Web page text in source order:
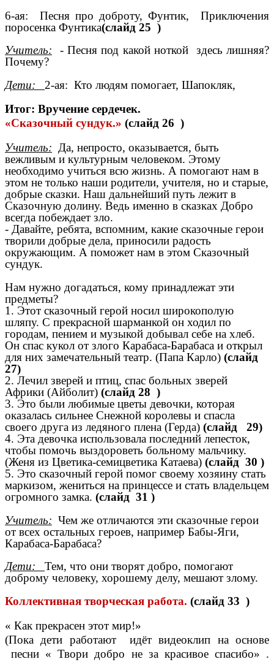
6-ая: Песня про доброту, Фунтик, Приключения
поросенка Фунтика(слайд 25 )
Учитель: - Песня под какой ноткой здесь лишняя?
Почему?
Дети: 2-ая: Кто людям помогает, Шапокляк,
Итог: Вручение сердечек.
«Сказочный сундук.» (слайд 26 )
Учитель: Да, непросто, оказывается, быть
вежливым и культурным человеком. Этому
необходимо учиться всю жизнь. А помогают нам в
этом не только наши родители, учителя, но и старые,
добрые сказки. Наш дальнейший путь лежит в
Сказочную долину. Ведь именно в сказках Добро
всегда побеждает зло.
- Давайте, ребята, вспомним, какие сказочные герои
творили добрые дела, приносили радость
окружающим. А поможет нам в этом Сказочный
сундук.
Нам нужно догадаться, кому принадлежат эти
предметы?
1. Этот сказочный герой носил широкополую
шляпу. С прекрасной шарманкой он ходил по
городам, пением и музыкой добывал себе на хлеб.
Он спас кукол от злого Карабаса-Барабаса и открыл
для них замечательный театр. (Папа Карло) (слайд
27)
2. Лечил зверей и птиц, спас больных зверей
Африки (Айболит) (слайд 28 )
3. Это были любимые цветы девочки, которая
оказалась сильнее Снежной королевы и спасла
своего друга из ледяного плена (Герда) (слайд 29)
4. Эта девочка использовала последний лепесток,
чтобы помочь выздороветь больному мальчику.
(Женя из Цветика-семицветика Катаева) (слайд 30 )
5. Это сказочный герой помог своему хозяину стать
маркизом, жениться на принцессе и стать владельцем
огромного замка. (слайд 31 )
Учитель: Чем же отличаются эти сказочные герои
от всех остальных героев, например Бабы-Яги,
Карабаса-Барабаса?
Дети: Тем, что они творят добро, помогают
доброму человеку, хорошему делу, мешают злому.
Коллективная творческая работа. (слайд 33 )
« Как прекрасен этот мир!»
(Пока дети работают идёт видеоклип на основе
песни « Твори добро не за красивое спасибо» .